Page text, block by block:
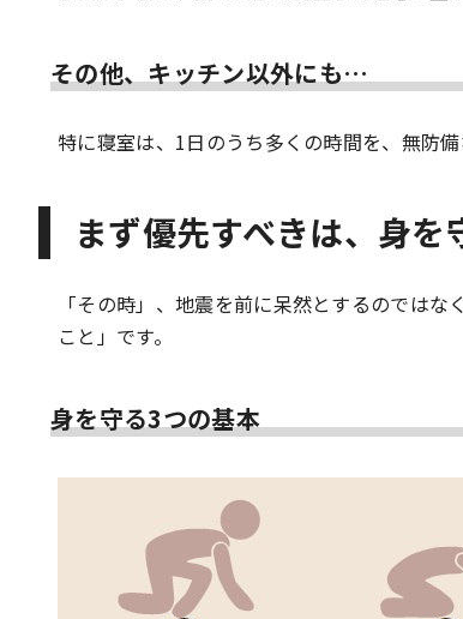
その他、キッチン以外にも…
特に寝室は、1日のうち多くの時間を、無防
まず優先すべきは、身を
「その時」、地震を前に呆然とするのでは
こと」です。
身を守る3つの基本